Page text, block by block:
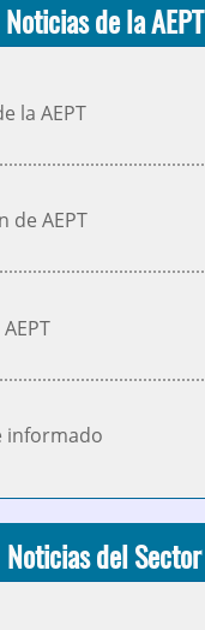
Noticias de la AEPT
la AEPT
de AEPT
informado
Noticias del Sector